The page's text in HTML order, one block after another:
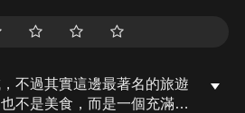
不過其實這邊最著名的旅遊
不是美食，而是一個充滿歷